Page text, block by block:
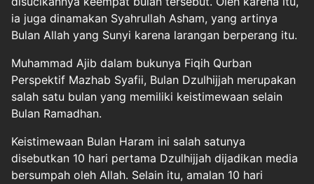
ia juga dinamakan Syahrullah Asham, yang artinya
Bulan Allah yang Sunyi karena larangan berperang itu.
Muhammad Ajib dalam bukunya Fiqih Qurban
Perspektif Mazhab Syafii, Bulan Dzulhijjah merupakan
salah satu bulan yang memiliki keistimewaan selain
Bulan Ramadhan.
Keistimewaan Bulan Haram ini salah satunya
disebutkan 10 hari pertama Dzulhijjah dijadikan media
bersumpah oleh Allah. Selain itu, amalan 10 hari